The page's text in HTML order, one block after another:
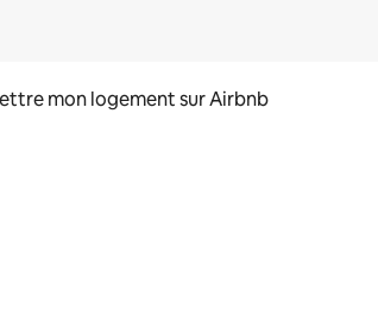
mon logement sur Airbnb